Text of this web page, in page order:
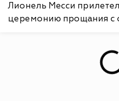
Лионель Месси
церемонию прощания с